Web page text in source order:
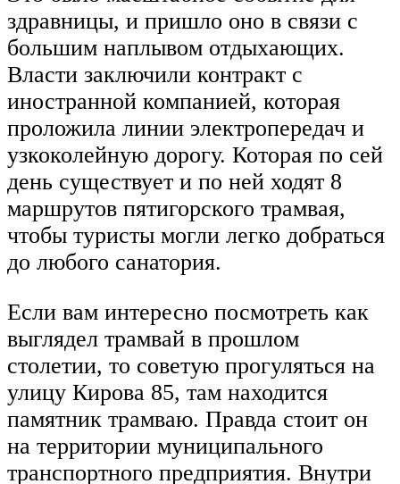
здравницы, и пришло оно в связи с
большим наплывом отдыхающих.
Власти заключили контракт с
иностранной компанией, которая
проложила линии электропередач и
узкоколейную дорогу. Которая по сей
день существует и по ней ходят 8
маршрутов пятигорского трамвая,
чтобы туристы могли легко добраться
до любого санатория.
Если вам интересно посмотреть как
выглядел трамвай в прошлом
столетии, то советую прогуляться на
улицу Кирова 85, там находится
памятник трамваю. Правда стоит он
на территории муниципального
транспортного предприятия. Внутри